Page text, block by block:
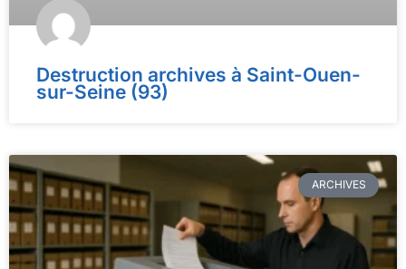
Destruction archives à Saint-Ouen-
sur-Seine (93)
ARCHIVES